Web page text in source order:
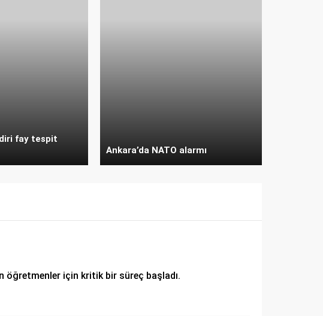
fay tespit
Ankara’da NATO alarmı
öğretmenler için kritik bir süreç başladı.